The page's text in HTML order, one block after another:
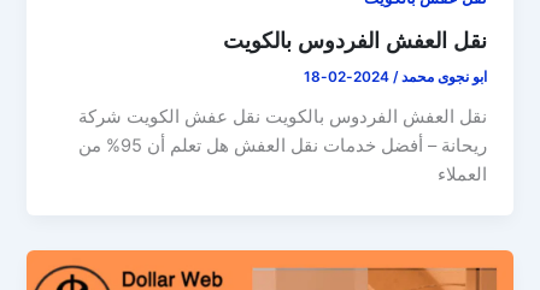
نقل العفش الفردوس بالكويت
ابو نجوى محمد/
2024-02-18
نقل العفش الفردوس بالكويت نقل عفش الكويت شركة
ريحانة – أفضل خدمات نقل العفش هل تعلم أن 95% من
العملاء